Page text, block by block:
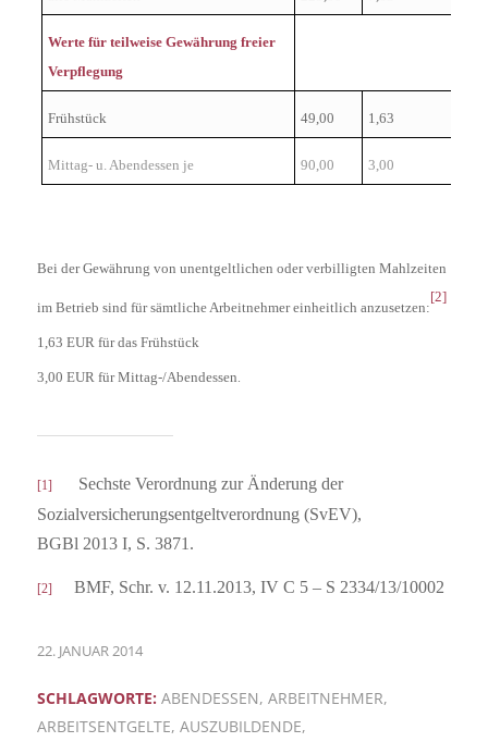
Werte für teilweise Gewährung freier
Verpflegung
Frühstück 49,00 1,63
Mittag- u. Abendessen je 90,00 3,00
Bei der Gewährung von unentgeltlichen oder verbilligten Mahlzeiten
im Betrieb sind für sämtliche Arbeitnehmer einheitlich anzusetzen:
[2]
1,63 EUR für das Frühstück
3,00 EUR für Mittag-/Abendessen
[1]
Sechste Verordnung zur Änderung der
Sozialversicherungsentgeltverordnung (SvEV),
BGBl 2013 I, S. 3871.
[2] BMF, Schr. v. 12.11.2013, IV C 5 – S 2334/13/10002
22. JANUAR 2014
SCHLAGWORTE: ABENDESSEN, ARBEITNEHMER,
ARBEITSENTGELTE, AUSZUBILDENDE,